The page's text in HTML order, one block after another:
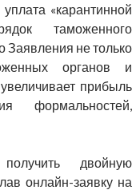
«карантинной
таможенного
Заявления не только
органов и
прибыль
формальностей,
двойную
онлайн-заявку на